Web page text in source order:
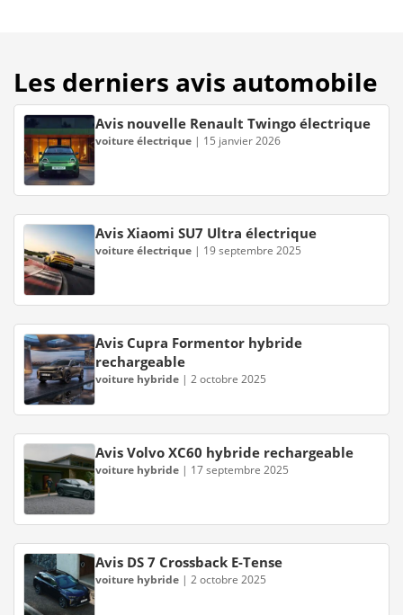
Les derniers avis automobile
Avis nouvelle Renault Twingo électrique
voiture électrique | 15 janvier 2026
Avis Xiaomi SU7 Ultra électrique
voiture électrique | 19 septembre 2025
Avis Cupra Formentor hybride
rechargeable
voiture hybride | 2 octobre 2025
Avis Volvo XC60 hybride rechargeable
voiture hybride | 17 septembre 2025
Avis DS 7 Crossback E-Tense
voiture hybride | 2 octobre 2025